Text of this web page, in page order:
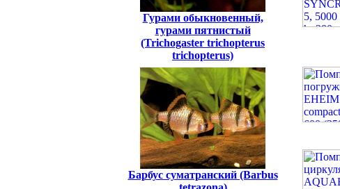
Гурами обыкновенный,
гурами пятнистый
(Trichogaster trichopterus
trichopterus)
Барбус суматранский (Barbus